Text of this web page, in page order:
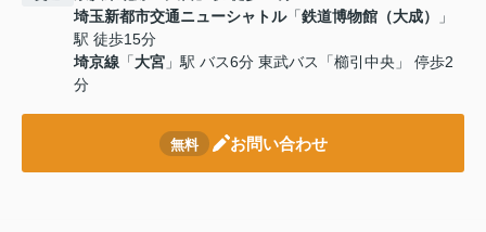
埼玉新都市交通ニューシャトル「鉄道博物館（大成）
」
駅 徒歩15分
埼京線 「大宮 」駅 バス6分 東武バス「櫛引中央」 停歩2
分
無料 お問い合わせ